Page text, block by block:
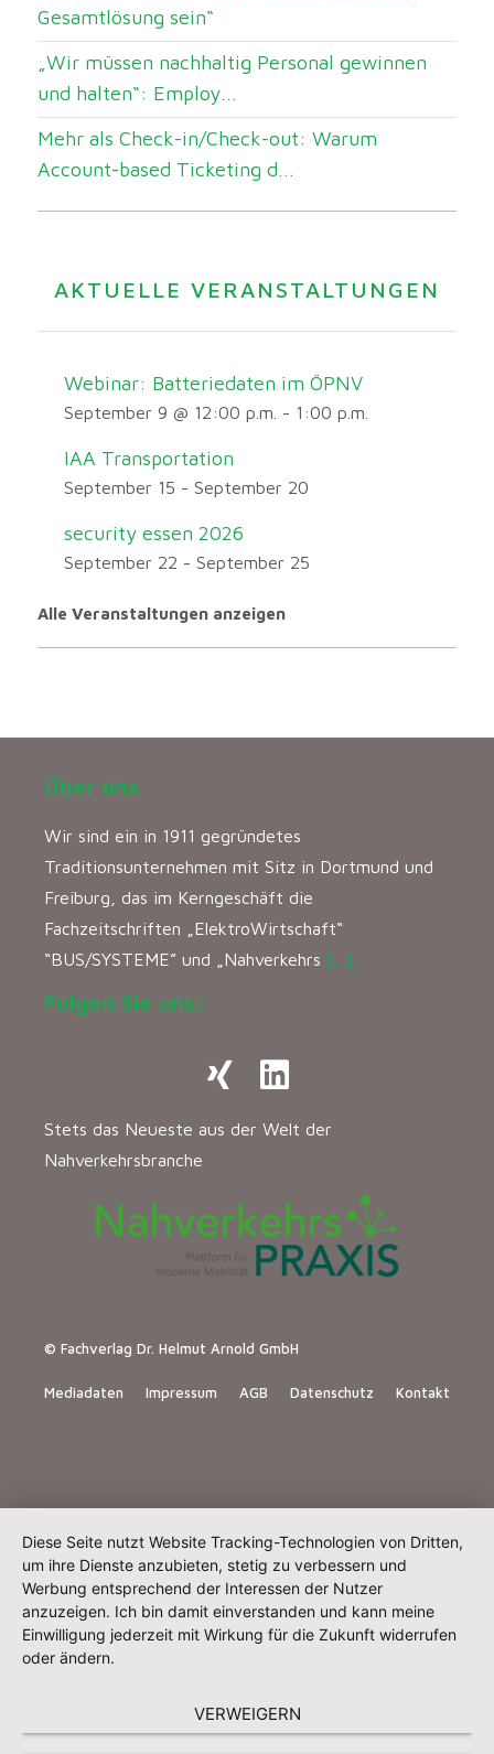
Gesamtlösung sein“
„Wir müssen nachhaltig Personal gewinnen
und halten“: Employ...
Mehr als Check-in/Check-out: Warum
Account-based Ticketing d...
AKTUELLE VERANSTALTUNGEN
Webinar: Batteriedaten im ÖPNV
September 9 @ 12:00 p.m. - 1:00 p.m.
IAA Transportation
September 15 - September 20
security essen 2026
September 22 - September 25
Alle Veranstaltungen anzeigen
Über uns
Wir sind ein in 1911 gegründetes
Traditionsunternehmen mit Sitz in Dortmund und
Freiburg, das im Kerngeschäft die
Fachzeitschriften „ElektroWirtschaft“
“BUS/SYSTEME” und „Nahverkehrs […]
Folgen Sie uns:
Stets das Neueste aus der Welt der
Nahverkehrsbranche
© Fachverlag Dr. Helmut Arnold GmbH
Mediadaten Impressum AGB Datenschutz Kontakt
Diese Seite nutzt Website Tracking-Technologien von Dritten,
um ihre Dienste anzubieten, stetig zu verbessern und
Werbung entsprechend der Interessen der Nutzer
anzuzeigen. Ich bin damit einverstanden und kann meine
Einwilligung jederzeit mit Wirkung für die Zukunft widerrufen
oder ändern.
VERWEIGERN